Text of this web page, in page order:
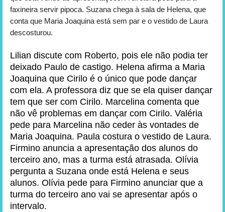
faxineira servir pipoca. Suzana chega à sala de Helena, que
conta que Maria Joaquina está sem par e o vestido de Laura
descosturou.
Lilian discute com Roberto, pois ele não podia ter
deixado Paulo de castigo. Helena afirma a Maria
Joaquina que Cirilo é o único que pode dançar
com ela. A professora diz que se ela quiser dançar
tem que ser com Cirilo. Marcelina comenta que
não vê problemas em dançar com Cirilo. Valéria
pede para Marcelina não ceder às vontades de
Maria Joaquina. Paula costura o vestido de Laura.
Firmino anuncia a apresentação dos alunos do
terceiro ano, mas a turma está atrasada. Olívia
pergunta a Suzana onde está Helena e seus
alunos. Olívia pede para Firmino anunciar que a
turma do terceiro ano vai se apresentar após o
intervalo.